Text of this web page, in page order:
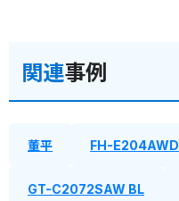
関連事例
董平 FH-E204AWD
GT-C2072SAW BL